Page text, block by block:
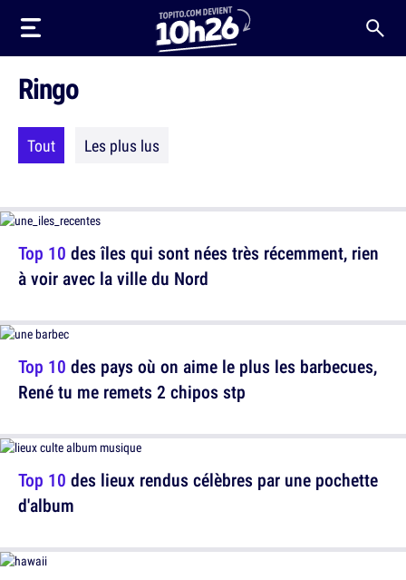
Ringo
Tout Les plus lus
Top 10 des îles qui sont nées très récemment, rien
à voir avec la ville du Nord
Top 10 des lieux rendus célèbres par une pochette
d'album
Top 10 des pays où on aime le plus les barbecues,
René tu me remets 2 chipos stp